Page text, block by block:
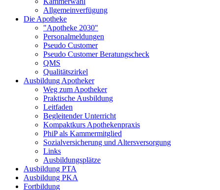
Allgemeinverfügung
Die Apotheke
"Apotheke 2030"
Personalmeldungen
Pseudo Customer
Pseudo Customer Beratungscheck
QMS
Qualitätszirkel
Ausbildung Apotheker
Weg zum Apotheker
Praktische Ausbildung
Leitfaden
Begleitender Unterricht
Kompaktkurs Apothekenpraxis
PhiP als Kammermitglied
Sozialversicherung und Altersversorgung
Links
Ausbildungsplätze
Ausbildung PTA
Ausbildung PKA
Fortbildung